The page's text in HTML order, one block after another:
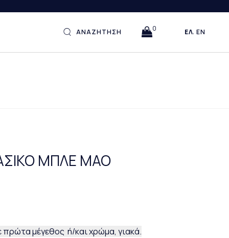
0
ΑΝΑΖΗΤΗΣΗ ΕΛΛΗΝΙΚΆ
ENGLISH
ΜΠΛΕ ΜΑΟ
πρώτα μέγεθος ή/και χρώμα, γιακά.